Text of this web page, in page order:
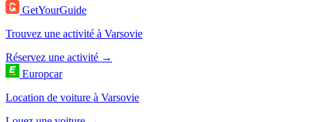
GetYourGuide
Trouvez une activité à Varsovie
Réservez une activité →
Europcar
Location de voiture à Varsovie